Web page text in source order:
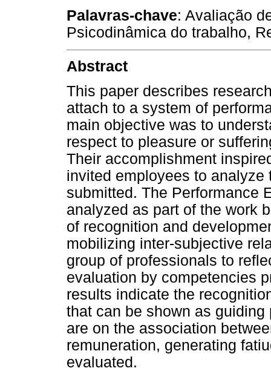
Palavras-chave: Avaliação
Psicodinâmica do trabalho,
Abstract
This paper describes
attach to a system of
main objective was to
respect to pleasure or
Their accomplishment
invited employees to
submitted. The Performance
analyzed as part of the work
of recognition and
mobilizing inter-subjective
group of professionals to
evaluation by competencies
results indicate the
that can be shown as
are on the association
remuneration, generating
evaluated.